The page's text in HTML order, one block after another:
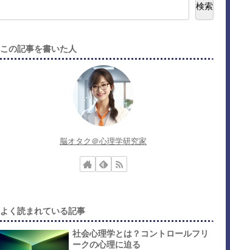
検索
この記事を書いた人
脳オタク＠心理学研究家
よく読まれている記事
社会心理学とは？コントロールフリ
ークの心理に迫る